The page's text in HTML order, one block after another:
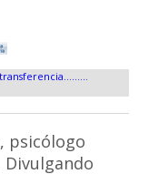
psicólogo